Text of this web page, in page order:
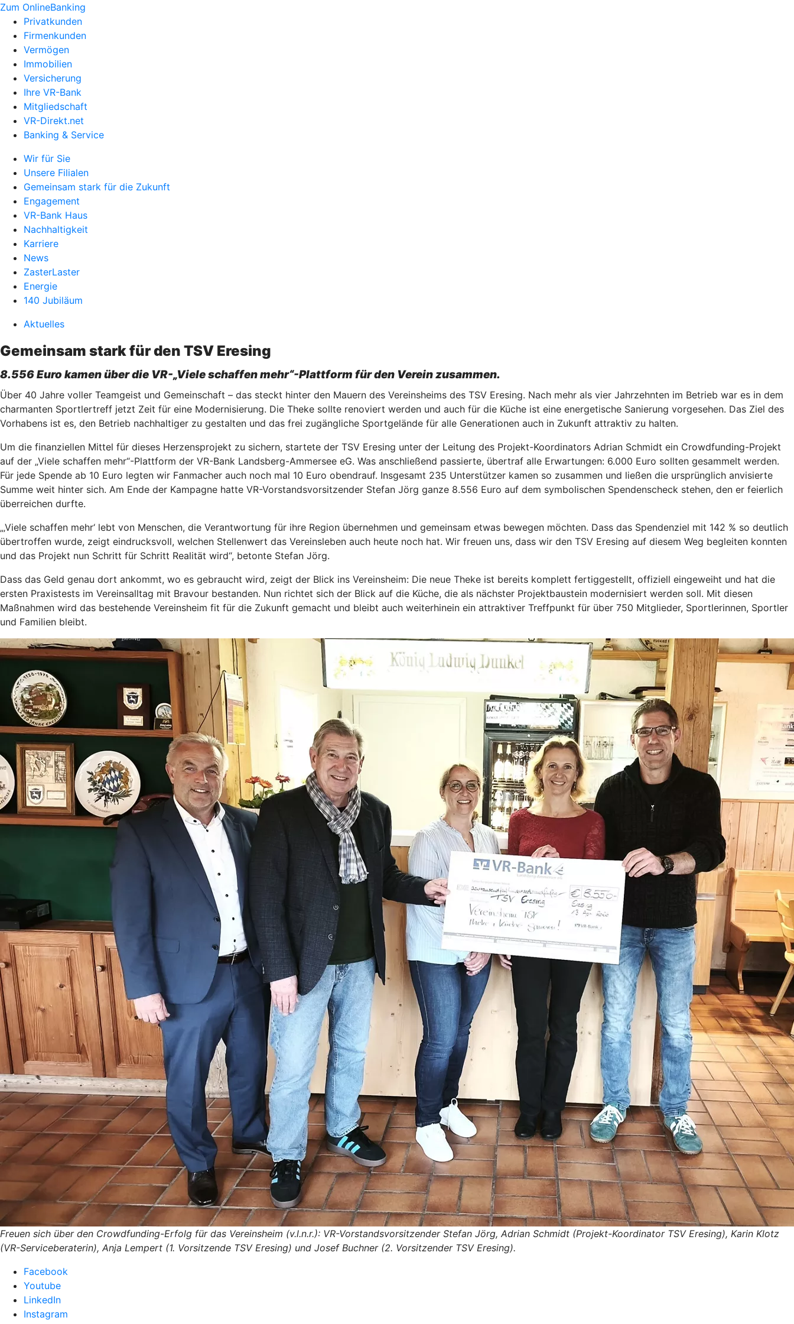
Zum OnlineBanking
Privatkunden
Firmenkunden
Vermögen
Immobilien
Versicherung
Ihre VR-Bank
Mitgliedschaft
VR-Direkt.net
Banking & Service
Wir für Sie
Unsere Filialen
Gemeinsam stark für die Zukunft
Engagement
VR-Bank Haus
Nachhaltigkeit
Karriere
News
ZasterLaster
Energie
140 Jubiläum
Aktuelles
Gemeinsam stark für den TSV Eresing
8.556 Euro kamen über die VR-„Viele schaffen mehr“-Plattform für den Verein zusammen.
Über 40 Jahre voller Teamgeist und Gemeinschaft – das steckt hinter den Mauern des Vereinsheims des TSV Eresing. Nach mehr als vier Jahrzehnten im Betrieb war es in dem
charmanten Sportlertreff jetzt Zeit für eine Modernisierung. Die Theke sollte renoviert werden und auch für die Küche ist eine energetische Sanierung vorgesehen. Das Ziel des
Vorhabens ist es, den Betrieb nachhaltiger zu gestalten und das frei zugängliche Sportgelände für alle Generationen auch in Zukunft attraktiv zu halten.
Um die finanziellen Mittel für dieses Herzensprojekt zu sichern, startete der TSV Eresing unter der Leitung des Projekt-Koordinators Adrian Schmidt ein Crowdfunding-Projekt
auf der „Viele schaffen mehr“-Plattform der VR-Bank Landsberg-Ammersee eG. Was anschließend passierte, übertraf alle Erwartungen: 6.000 Euro sollten gesammelt werden.
Für jede Spende ab 10 Euro legten wir Fanmacher auch noch mal 10 Euro obendrauf. Insgesamt 235 Unterstützer kamen so zusammen und ließen die ursprünglich anvisierte
Summe weit hinter sich. Am Ende der Kampagne hatte VR-Vorstandsvorsitzender Stefan Jörg ganze 8.556 Euro auf dem symbolischen Spendenscheck stehen, den er feierlich
überreichen durfte.
„‚Viele schaffen mehr‘ lebt von Menschen, die Verantwortung für ihre Region übernehmen und gemeinsam etwas bewegen möchten. Dass das Spendenziel mit 142 % so deutlich
übertroffen wurde, zeigt eindrucksvoll, welchen Stellenwert das Vereinsleben auch heute noch hat. Wir freuen uns, dass wir den TSV Eresing auf diesem Weg begleiten konnten
und das Projekt nun Schritt für Schritt Realität wird“, betonte Stefan Jörg.
Dass das Geld genau dort ankommt, wo es gebraucht wird, zeigt der Blick ins Vereinsheim: Die neue Theke ist bereits komplett fertiggestellt, offiziell eingeweiht und hat die
ersten Praxistests im Vereinsalltag mit Bravour bestanden. Nun richtet sich der Blick auf die Küche, die als nächster Projektbaustein modernisiert werden soll. Mit diesen
Maßnahmen wird das bestehende Vereinsheim fit für die Zukunft gemacht und bleibt auch weiterhinein ein attraktiver Treffpunkt für über 750 Mitglieder, Sportlerinnen, Sportler
und Familien bleibt.
Freuen sich über den Crowdfunding-Erfolg für das Vereinsheim (v.l.n.r.): VR-Vorstandsvorsitzender Stefan Jörg, Adrian Schmidt (Projekt-Koordinator TSV Eresing), Karin Klotz
(VR-Serviceberaterin), Anja Lempert (1. Vorsitzende TSV Eresing) und Josef Buchner (2. Vorsitzender TSV Eresing).
Facebook
Youtube
LinkedIn
Instagram